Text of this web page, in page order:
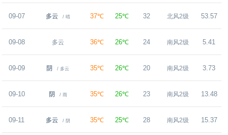
09-07 多云 / 晴 37℃ 25℃ 32 北风2级 53.57
09-08 多云 36℃ 26℃ 24 南风2级 5.41
09-09 阴 / 多云 35℃ 26℃ 20 南风2级 3.73
09-10 阴 / 雨 35℃ 26℃ 23 南风2级 13.48
09-11 多云 / 阴 35℃ 25℃ 28 南风2级 15.37